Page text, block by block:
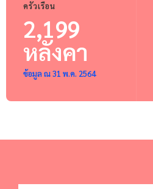
ครัวเรือน
2,199
หลังคา
ข้อมูล ณ 31 พ.ค. 2564